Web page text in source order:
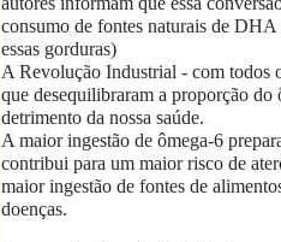
consumo de fontes naturais de
essas gorduras)
A Revolução Industrial - com todos
que desequilibraram a proporção
detrimento da nossa saúde.
A maior ingestão de ômega-6
contribui para um maior risco de
maior ingestão de fontes de
doenças.